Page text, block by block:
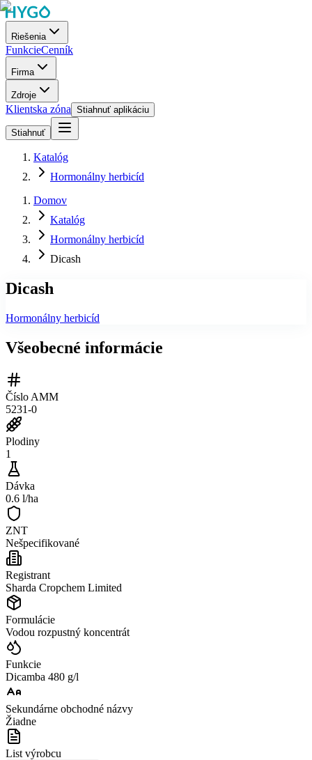
Riešenia
FunkcieCenník
Firma
Zdroje
Klientska zóna Stiahnuť aplikáciu
Stiahnuť
Katalóg
Hormonálny herbicíd
Domov
Katalóg
Hormonálny herbicíd
Dicash
Dicash
Hormonálny herbicíd
Všeobecné informácie
Číslo AMM
5231-0
Plodiny
1
Dávka
0.6 l/ha
ZNT
Nešpecifikované
Registrant
Sharda Cropchem Limited
Formulácie
Vodou rozpustný koncentrát
Funkcie
Dicamba 480 g/l
Sekundárne obchodné názvy
Žiadne
List výrobcu